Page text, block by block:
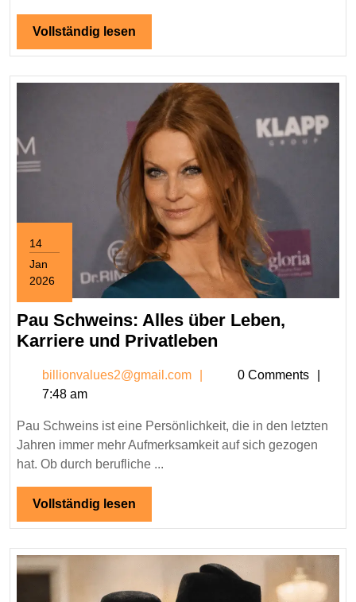
Vollständig lesen
lesen
14
Jan
2026
2026
Pau Schweins: Alles über Leben,
Karriere und Privatleben
Alles
Leben,
Karriere
billionvalues2@gmail.com
0 Comments
7:48 am
Pau Schweins ist eine Persönlichkeit, die in den letzten
Jahren immer mehr Aufmerksamkeit auf sich gezogen
hat. Ob durch berufliche ...
Vollständig lesen
lesen